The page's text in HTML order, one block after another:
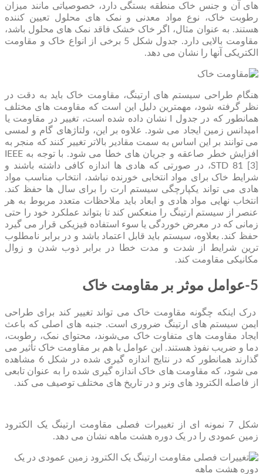
های آن و جنس خاک منطقه بستگی دارد، خصوصیاتی مانند میزان
رطوبت خاک، نوع مواد معدنی و نمک های محلول تعیین کننده
هستند. به عنوان مثال، اگر خاک خشک فاقد نمک های محلول باشد،
مقاومت بالایی دارد. جدول شکل 5 برخی از انواع خاک و مقاومت
الکتریکی آنها را نشان می دهد.
هنگام طراحی سیستم های ارتینگ، مقاومت خاک باید به دقت در
نظر گرفته شود، مهمترین دلیل این است که مقاومت های مختلف
همانطور که در جدول I نشان داده شده است، تغییر در مقاومت یا
امپدانس زمین ایجاد می شود. علاوه بر این، ولتاژهای گام و لمسی
می توانند بر این اساس به سمت مقادیر بالاتر تغییر کنند که منجر به
افزایش خطر صاعقه و جریان های خطا می شود. با توجه به IEEE
STD 81 [3]، در صورتی که هادی ها اندازه کافی داشته باشند و
شرایط خاک برای مواد انتخابی خورنده نباشد، انتخاب مناسب مواد
هادی می تواند یکپارچگی سیستم ارت را برای سال ها حفظ کند.
انتخاب نهایی مواد هادی و ابعاد باید ملاحظات متعدد مربوط به هر
عنصر از سیستم ارتینگ را منعکس کند تا بتواند عملکرد خود را حتی
زمانی که در معرض خوردگی یا سوء استفاده فیزیکی قرار می گیرد
حفظ کند. بعلاوه، سیستم باید قابل اعتماد باشد و در برابر نامطلوب
ترین شرایط از شدت و مدت خطا در برابر ذوب شدن و زوال
مکانیکی مقاومت کند.
5-عوامل موثر بر مقاومت خاک
درک اینکه چگونه مقاومت خاک می تواند تغییر کند برای طراحی
ایمن سیستم های ارتینگ ضروری است. جنبه ‌های اصلی که باعث
ایجاد مقاومت ‌های متفاوت خاک می‌شوند، محتوای نمک، رطوبت،
دما و ضریب نفوذ هستند. این عوامل با هم بر مقاومت خاک تأثیر می
گذارند همانطور که در نتایج اندازه گیری شده در شکل 6 مشاهده
می شود، که مقاومت های خاک اندازه گیری شده را به عنوان تابعی
از فاصله الکترود های ونر و در تاریخ های مختلف توصیف می کند.
شکل 7 نمونه ای از تغییرات فصلی مقاومت ارتینگ یک الکترود
زمین عمودی را در یک دوره هشت ماهه نشان می دهد.